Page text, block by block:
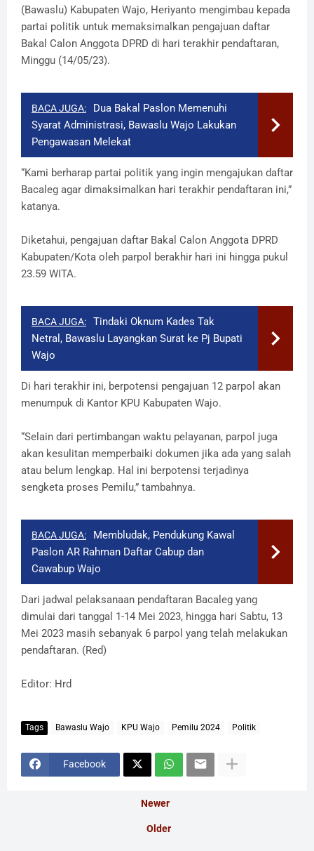
(Bawaslu) Kabupaten Wajo, Heriyanto mengimbau kepada
partai politik untuk memaksimalkan pengajuan daftar
Bakal Calon Anggota DPRD di hari terakhir pendaftaran,
Minggu (14/05/23).
BACA JUGA:
Dua Bakal Paslon Memenuhi
Syarat Administrasi, Bawaslu Wajo Lakukan
Pengawasan Melekat
“Kami berharap partai politik yang ingin mengajukan daftar
Bacaleg agar dimaksimalkan hari terakhir pendaftaran ini,”
katanya.
Diketahui, pengajuan daftar Bakal Calon Anggota DPRD
Kabupaten/Kota oleh parpol berakhir hari ini hingga pukul
23.59 WITA.
BACA JUGA:
Tindaki Oknum Kades Tak
Netral, Bawaslu Layangkan Surat ke Pj Bupati
Wajo
Di hari terakhir ini, berpotensi pengajuan 12 parpol akan
menumpuk di Kantor KPU Kabupaten Wajo.
“Selain dari pertimbangan waktu pelayanan, parpol juga
akan kesulitan memperbaiki dokumen jika ada yang salah
atau belum lengkap. Hal ini berpotensi terjadinya
sengketa proses Pemilu,” tambahnya.
BACA JUGA:
Membludak, Pendukung Kawal
Paslon AR Rahman Daftar Cabup dan
Cawabup Wajo
Dari jadwal pelaksanaan pendaftaran Bacaleg yang
dimulai dari tanggal 1-14 Mei 2023, hingga hari Sabtu, 13
Mei 2023 masih sebanyak 6 parpol yang telah melakukan
pendaftaran. (Red)
Editor: Hrd
Tags Bawaslu Wajo KPU Wajo Pemilu 2024 Politik
Facebook
Newer
Older